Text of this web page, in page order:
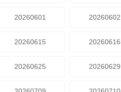
20260601 20260602
20260615 20260616
20260625 20260629